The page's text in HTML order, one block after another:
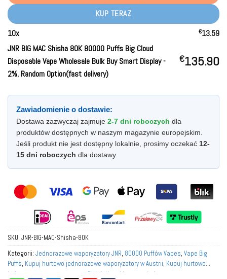
KUP TERAZ
10x €13.59
JNR BIG MAC Shisha 80K 80000 Puffs Big Cloud
Disposable Vape Wholesale Bulk Buy Smart Display-
2%, Random Option(fast delivery)
€135.90
Zawiadomienie o dostawie:
Dostawa zazwyczaj zajmuje 2-7 dni roboczych dla
produktów dostępnych w naszym magazynie europejskim.
Jeśli produkt nie jest dostępny lokalnie, prosimy oczekać 12-
15 dni roboczych dla dostawy.
SKU: JNR-BIG-MAC-Shisha-80K
Kategorii: Jednorazowe waporyzatory JNR, 80000 Puffów Vapes, Vape Big
Puffs, Kupuj hurtowo jednorazowe waporyzatory w Austrii, Kupuj hurtowo
jednorazowe waporyzatory w Belgii Kupuj hurtowo jednorazowe waporyzatory